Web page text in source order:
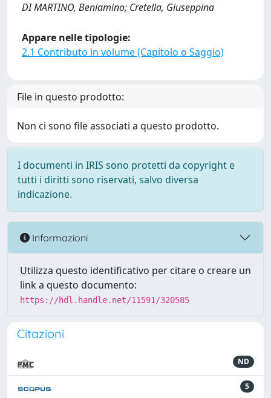
DI MARTINO, Beniamino; Cretella, Giuseppina
Appare nelle tipologie:
2.1 Contributo in volume (Capitolo o Saggio)
File in questo prodotto:
Non ci sono file associati a questo prodotto.
I documenti in IRIS sono protetti da copyright e
tutti i diritti sono riservati, salvo diversa
indicazione.
Informazioni
Utilizza questo identificativo per citare o creare un
link a questo documento:
https://hdl.handle.net/11591/320585
Citazioni
ND
5